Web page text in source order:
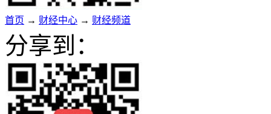
首页 → 财经中心 → 财经频道
分享到：